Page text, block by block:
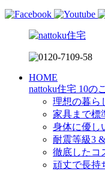
HOME
nattoku住宅 10の
理想の暮ら
家具まで標
身体に優し
耐震等級3
徹底したコ
頑丈で長持